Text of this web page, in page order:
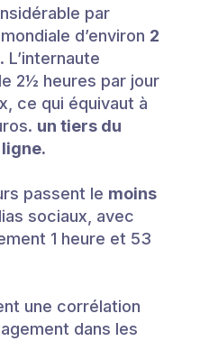
par
d’environ 2
. L’internaute
2½ heures par jour
ce qui équivaut à
un tiers du
passent le moins
sociaux, avec
1 heure et 53
une corrélation
dans les